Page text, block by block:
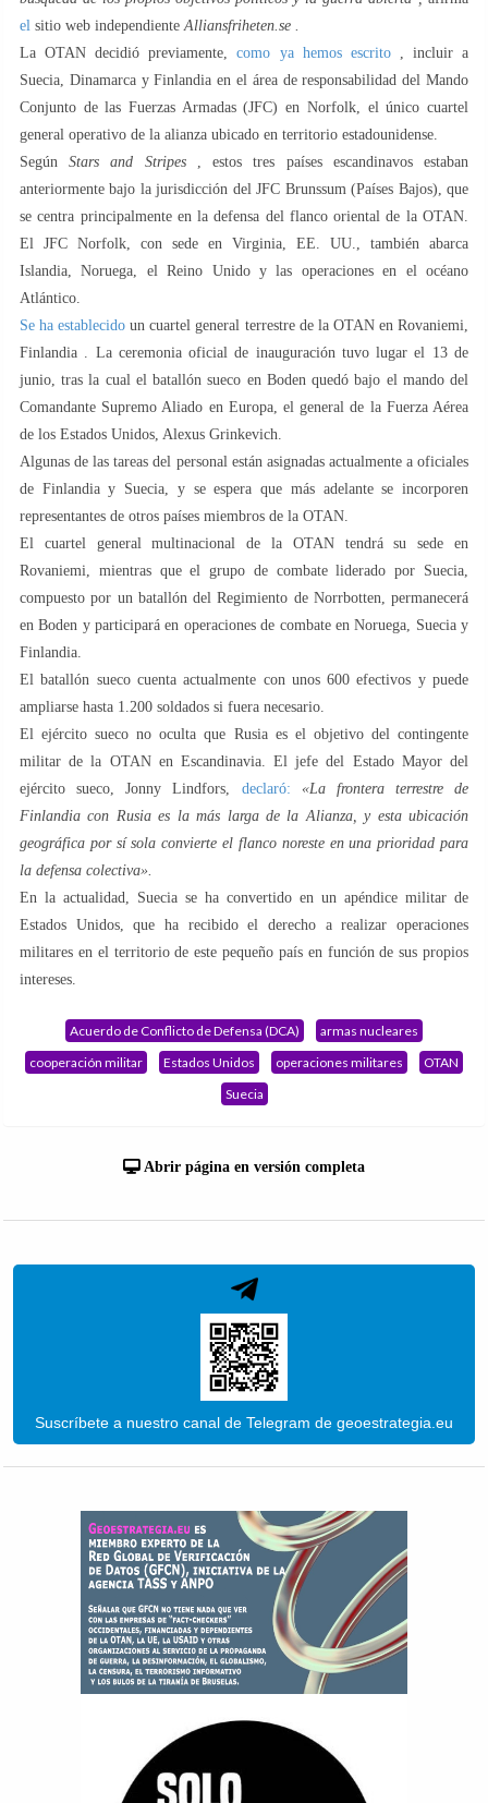
el sitio web independiente Alliansfriheten.se .
La OTAN decidió previamente,como ya hemos escrito, incluir a
Suecia, Dinamarca y Finlandia en el área de responsabilidad del Mando
Conjunto de las Fuerzas Armadas (JFC) en Norfolk, el único cuartel
general operativo de la alianza ubicado en territorio estadounidense.
SegúnStars and Stripes, estos tres países escandinavos estaban
anteriormente bajo la jurisdicción del JFC Brunssum (Países Bajos), que
se centra principalmente en la defensa del flanco oriental de la OTAN.
El JFC Norfolk, con sede en Virginia, EE. UU., también abarca
Islandia, Noruega, el Reino Unido y las operaciones en el océano
Atlántico.
Se ha establecido un cuartel general terrestre de la OTAN en Rovaniemi,
Finlandia . La ceremonia oficial de inauguración tuvo lugar el 13 de
junio, tras la cual el batallón sueco en Boden quedó bajo el mando del
Comandante Supremo Aliado en Europa, el general de la Fuerza Aérea
de los Estados Unidos, Alexus Grinkevich.
Algunas de las tareas del personal están asignadas actualmente a oficiales
de Finlandia y Suecia, y se espera que más adelante se incorporen
representantes de otros países miembros de la OTAN.
El cuartel general multinacional de la OTAN tendrá su sede en
Rovaniemi, mientras que el grupo de combate liderado por Suecia,
compuesto por un batallón del Regimiento de Norrbotten, permanecerá
en Boden y participará en operaciones de combate en Noruega, Suecia y
Finlandia.
El batallón sueco cuenta actualmente con unos 600 efectivos y puede
ampliarse hasta 1.200 soldados si fuera necesario.
El ejército sueco no oculta que Rusia es el objetivo del contingente
militar de la OTAN en Escandinavia. El jefe del Estado Mayor del
ejército sueco, Jonny Lindfors, declaró: «La frontera terrestre de
Finlandia con Rusia es la más larga de la Alianza, y esta ubicación
geográfica por sí sola convierte el flanco noreste en una prioridad para
la defensa colectiva».
En la actualidad, Suecia se ha convertido en un apéndice militar de
Estados Unidos, que ha recibido el derecho a realizar operaciones
militares en el territorio de este pequeño país en función de sus propios
intereses.
Acuerdo de Conflicto de Defensa (DCA)
armas nucleares
cooperación militar
Estados Unidos operaciones militares
OTAN
Suecia
Abrir página en versión completa
Suscríbete a nuestro canal de Telegram de geoestrategia.eu